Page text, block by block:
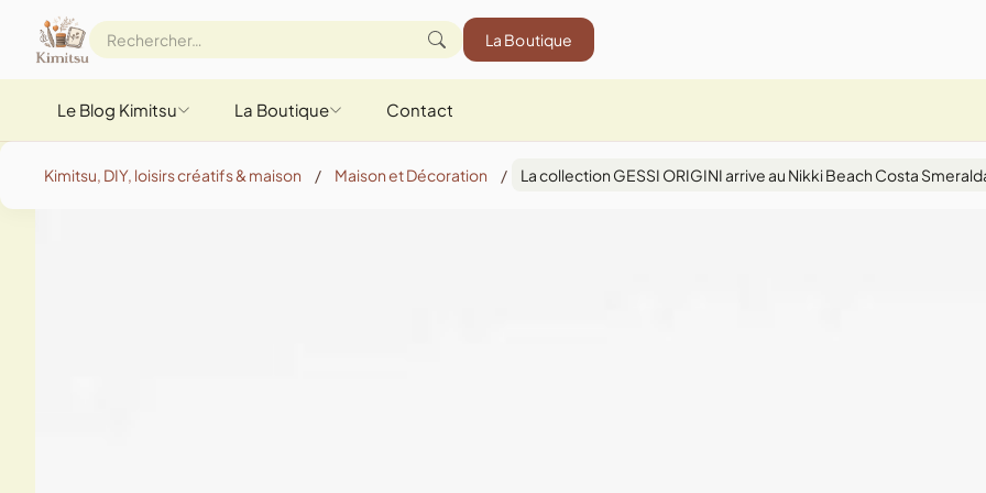
La Boutique
Le Blog Kimitsu La Boutique Contact
Kimitsu, DIY, loisirs créatifs & maison / Maison et Décoration / La collection GESSI ORIGINI arrive au Nikki Beach Costa